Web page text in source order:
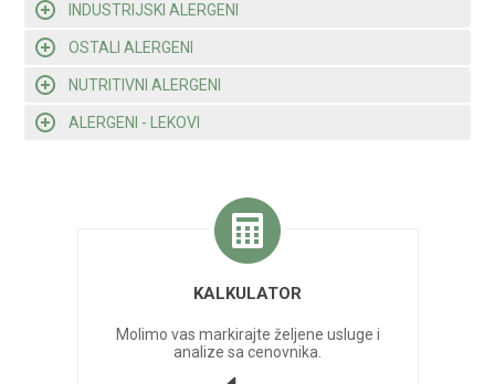
INDUSTRIJSKI ALERGENI
OSTALI ALERGENI
NUTRITIVNI ALERGENI
ALERGENI - LEKOVI
KALKULATOR
Molimo vas markirajte željene usluge i
analize sa cenovnika.